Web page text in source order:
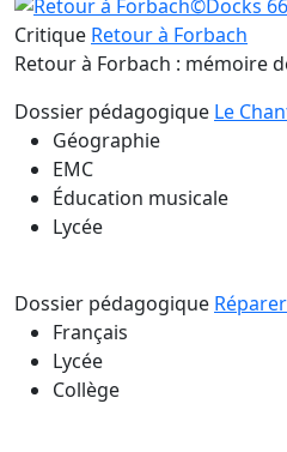
Critique Retour à Forbach
Retour à Forbach : mémoire
Dossier pédagogique Le
Géographie
EMC
Éducation musicale
Lycée
Dossier pédagogique
Français
Lycée
Collège